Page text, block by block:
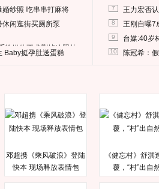
纱照 吃串串打麻将
闲逛街买厕所泵
给媒体要求删掉这照片
Baby挺孕肚送蛋糕
7 王力宏否
8 王刚自曝7
9 台媒:40岁
10 陈冠希：
邓超携《乘风破浪》登陆
快本 现场释放表情包
《健忘村》舒淇
覆，“村”出自